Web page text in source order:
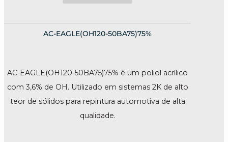
AC-EAGLE(OH120-50BA75)75%
AC-EAGLE(OH120-50BA75)75% é um poliol acrílico
com 3,6% de OH. Utilizado em sistemas 2K de alto
teor de sólidos para repintura automotiva de alta
qualidade.